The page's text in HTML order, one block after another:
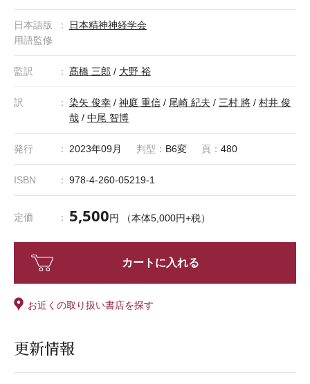
日本語版
用語監修
日本精神神経学会
監訳 髙橋 三郎 / 大野 裕
訳 染矢 俊幸 / 神庭 重信 / 尾崎 紀夫 / 三村 將 / 村井 俊
哉 / 中尾 智博
発行 2023年09月 判型： B6変 頁： 480
ISBN 978-4-260-05219-1
定価 5,500円 （本体5,000円+税）
カートに入れる
お近くの取り扱い書店を探す
更新情報